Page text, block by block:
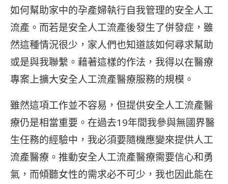
如何幫助家中的孕產婦執行自我管理的安全人工
流產。而若是安全人工流產後發生了併發症，雖
然這種情況很少，家人們也知道該如何尋求幫助
或是與我聯繫。藉著這樣的作法，我得以在醫療
專案上擴大安全人工流產醫療服務的規模。
雖然這項工作並不容易，但提供安全人工流產醫
療仍是相當重要。在過去19年間我參與無國界醫
生任務的經驗中，我必須要隨機應變來提供人工
流產醫療。推動安全人工流產醫療需要信心和勇
氣，而傾聽女性的需求必不可少，我也因此能在